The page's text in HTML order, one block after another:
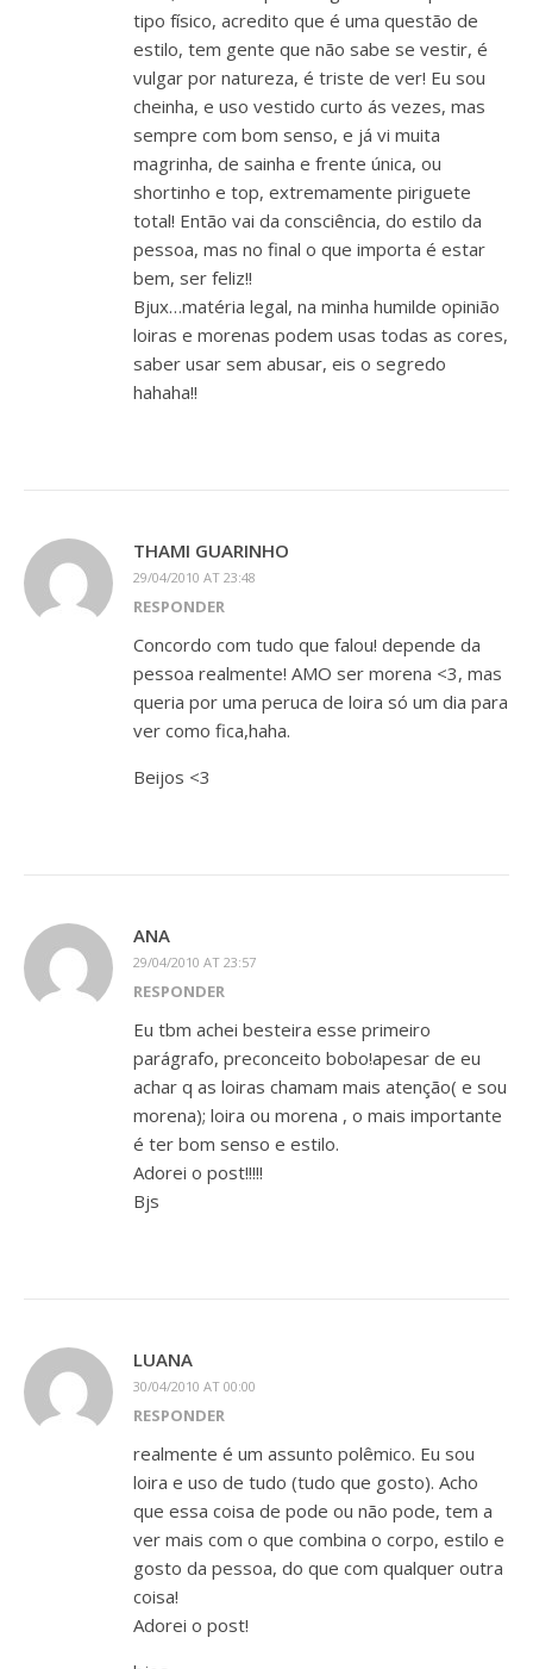
tipo físico, acredito que é uma questão de
estilo, tem gente que não sabe se vestir, é
vulgar por natureza, é triste de ver! Eu sou
cheinha, e uso vestido curto ás vezes, mas
sempre com bom senso, e já vi muita
magrinha, de sainha e frente única, ou
shortinho e top, extremamente piriguete
total! Então vai da consciência, do estilo da
pessoa, mas no final o que importa é estar
bem, ser feliz!!
Bjux…matéria legal, na minha humilde opinião
loiras e morenas podem usas todas as cores,
saber usar sem abusar, eis o segredo
hahaha!!
THAMI GUARINHO
29/04/2010 AT 23:48
RESPONDER
Concordo com tudo que falou! depende da
pessoa realmente! AMO ser morena <3, mas
queria por uma peruca de loira só um dia para
ver como fica,haha.
Beijos <3
ANA
29/04/2010 AT 23:57
RESPONDER
Eu tbm achei besteira esse primeiro
parágrafo, preconceito bobo!apesar de eu
achar q as loiras chamam mais atenção( e sou
morena); loira ou morena , o mais importante
é ter bom senso e estilo.
Adorei o post!!!!!
Bjs
LUANA
30/04/2010 AT 00:00
RESPONDER
realmente é um assunto polêmico. Eu sou
loira e uso de tudo (tudo que gosto). Acho
que essa coisa de pode ou não pode, tem a
ver mais com o que combina o corpo, estilo e
gosto da pessoa, do que com qualquer outra
coisa!
Adorei o post!